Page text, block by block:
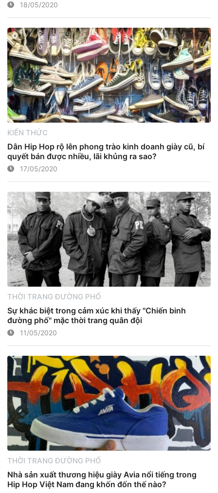
18/05/2020
KIẾN THỨC
Dân Hip Hop rộ lên phong trào kinh doanh giày cũ, bí
quyết bán được nhiều, lãi khủng ra sao?
17/05/2020
THỜI TRANG ĐƯỜNG PHỐ
Sự khác biệt trong cảm xúc khi thấy "Chiến binh
đường phố" mặc thời trang quân đội
11/05/2020
THỜI TRANG ĐƯỜNG PHỐ
Nhà sản xuất thương hiệu giày Avia nổi tiếng trong
Hip Hop Việt Nam đang khốn đốn thế nào?